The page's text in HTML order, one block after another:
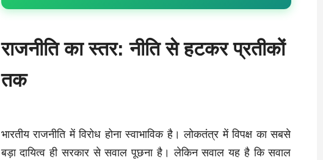
राजनीति का स्तर: नीति से हटकर प्रतीकों
तक
भारतीय राजनीति में विरोध होना स्वाभाविक है। लोकतंत्र में विपक्ष का सबसे
बड़ा दायित्व ही सरकार से सवाल पूछना है। लेकिन सवाल यह है कि सवाल